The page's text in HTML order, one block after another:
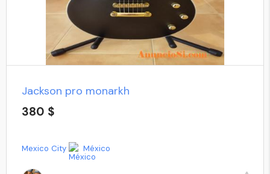
Jackson pro monarkh
380 $
Mexico City México